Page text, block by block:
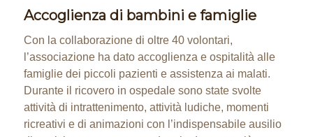
Accoglienza di bambini e famiglie
Con la collaborazione di oltre 40 volontari,
l’associazione ha dato accoglienza e ospitalità alle
famiglie dei piccoli pazienti e assistenza ai malati.
Durante il ricovero in ospedale sono state svolte
attività di intrattenimento, attività ludiche, momenti
ricreativi e di animazioni con l’indispensabile ausilio